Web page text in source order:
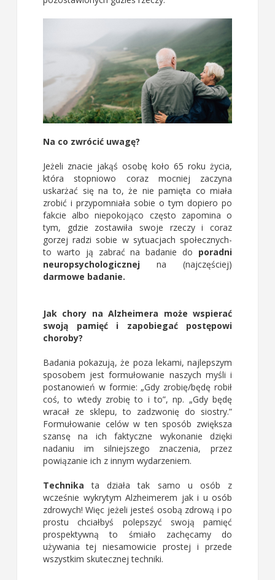
Na co zwrócić uwagę?
Jeżeli znacie jakąś osobę koło 65 roku życia,
która stopniowo coraz mocniej zaczyna
uskarżać się na to, że nie pamięta co miała
zrobić i przypomniała sobie o tym dopiero po
fakcie albo niepokojąco często zapomina o
tym, gdzie zostawiła swoje rzeczy i coraz
gorzej radzi sobie w sytuacjach społecznych-
to warto ją zabrać na badanie do poradni
neuropsychologicznej na (najczęściej)
darmowe badanie.
Jak chory na Alzheimera może wspierać
swoją pamięć i zapobiegać postępowi
choroby?
Badania pokazują, że poza lekami, najlepszym
sposobem jest formułowanie naszych myśli i
postanowień w formie: „Gdy zrobię/będę robił
coś, to wtedy zrobię to i to”, np. „Gdy będę
wracał ze sklepu, to zadzwonię do siostry.”
Formułowanie celów w ten sposób zwiększa
szansę na ich faktyczne wykonanie dzięki
nadaniu im silniejszego znaczenia, przez
powiązanie ich z innym wydarzeniem.
Technika ta działa tak samo u osób z
wcześnie wykrytym Alzheimerem jak i u osób
zdrowych! Więc jeżeli jesteś osobą zdrową i po
prostu chciałbyś polepszyć swoją pamięć
prospektywną to śmiało zachęcamy do
używania tej niesamowicie prostej i przede
wszystkim skutecznej techniki.